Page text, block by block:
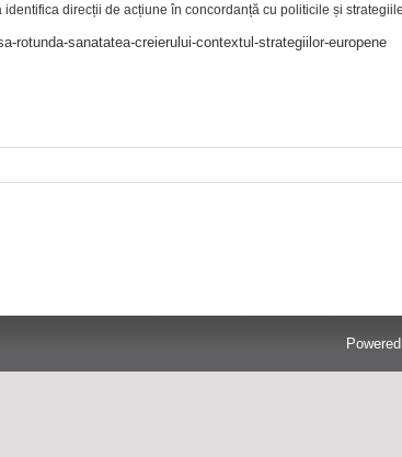
direcții de acțiune în concordanță cu politicile și
rotunda-sanatatea-creierului-contextul-strategiilor-europene